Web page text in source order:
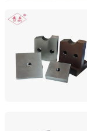
Maanshan Anbing
Anhui, China
AnHui REALLY